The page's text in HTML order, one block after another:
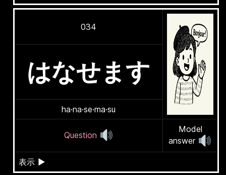
034
はなせます
ha·na·se·ma·su
Question
Model
answer
表示 ▶